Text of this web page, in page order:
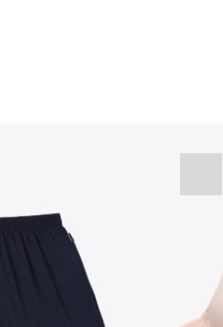
5만원 이
할인 쿠폰(8.1~31)